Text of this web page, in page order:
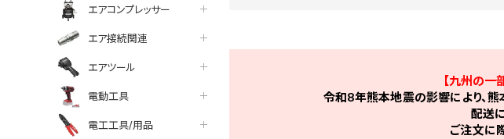
エアコンプレッサー
エア接続関連
エアツール
電動工具
電工工具/用品
【九州の一
令和8年熊本地震の影響により、
配送
ご注文に